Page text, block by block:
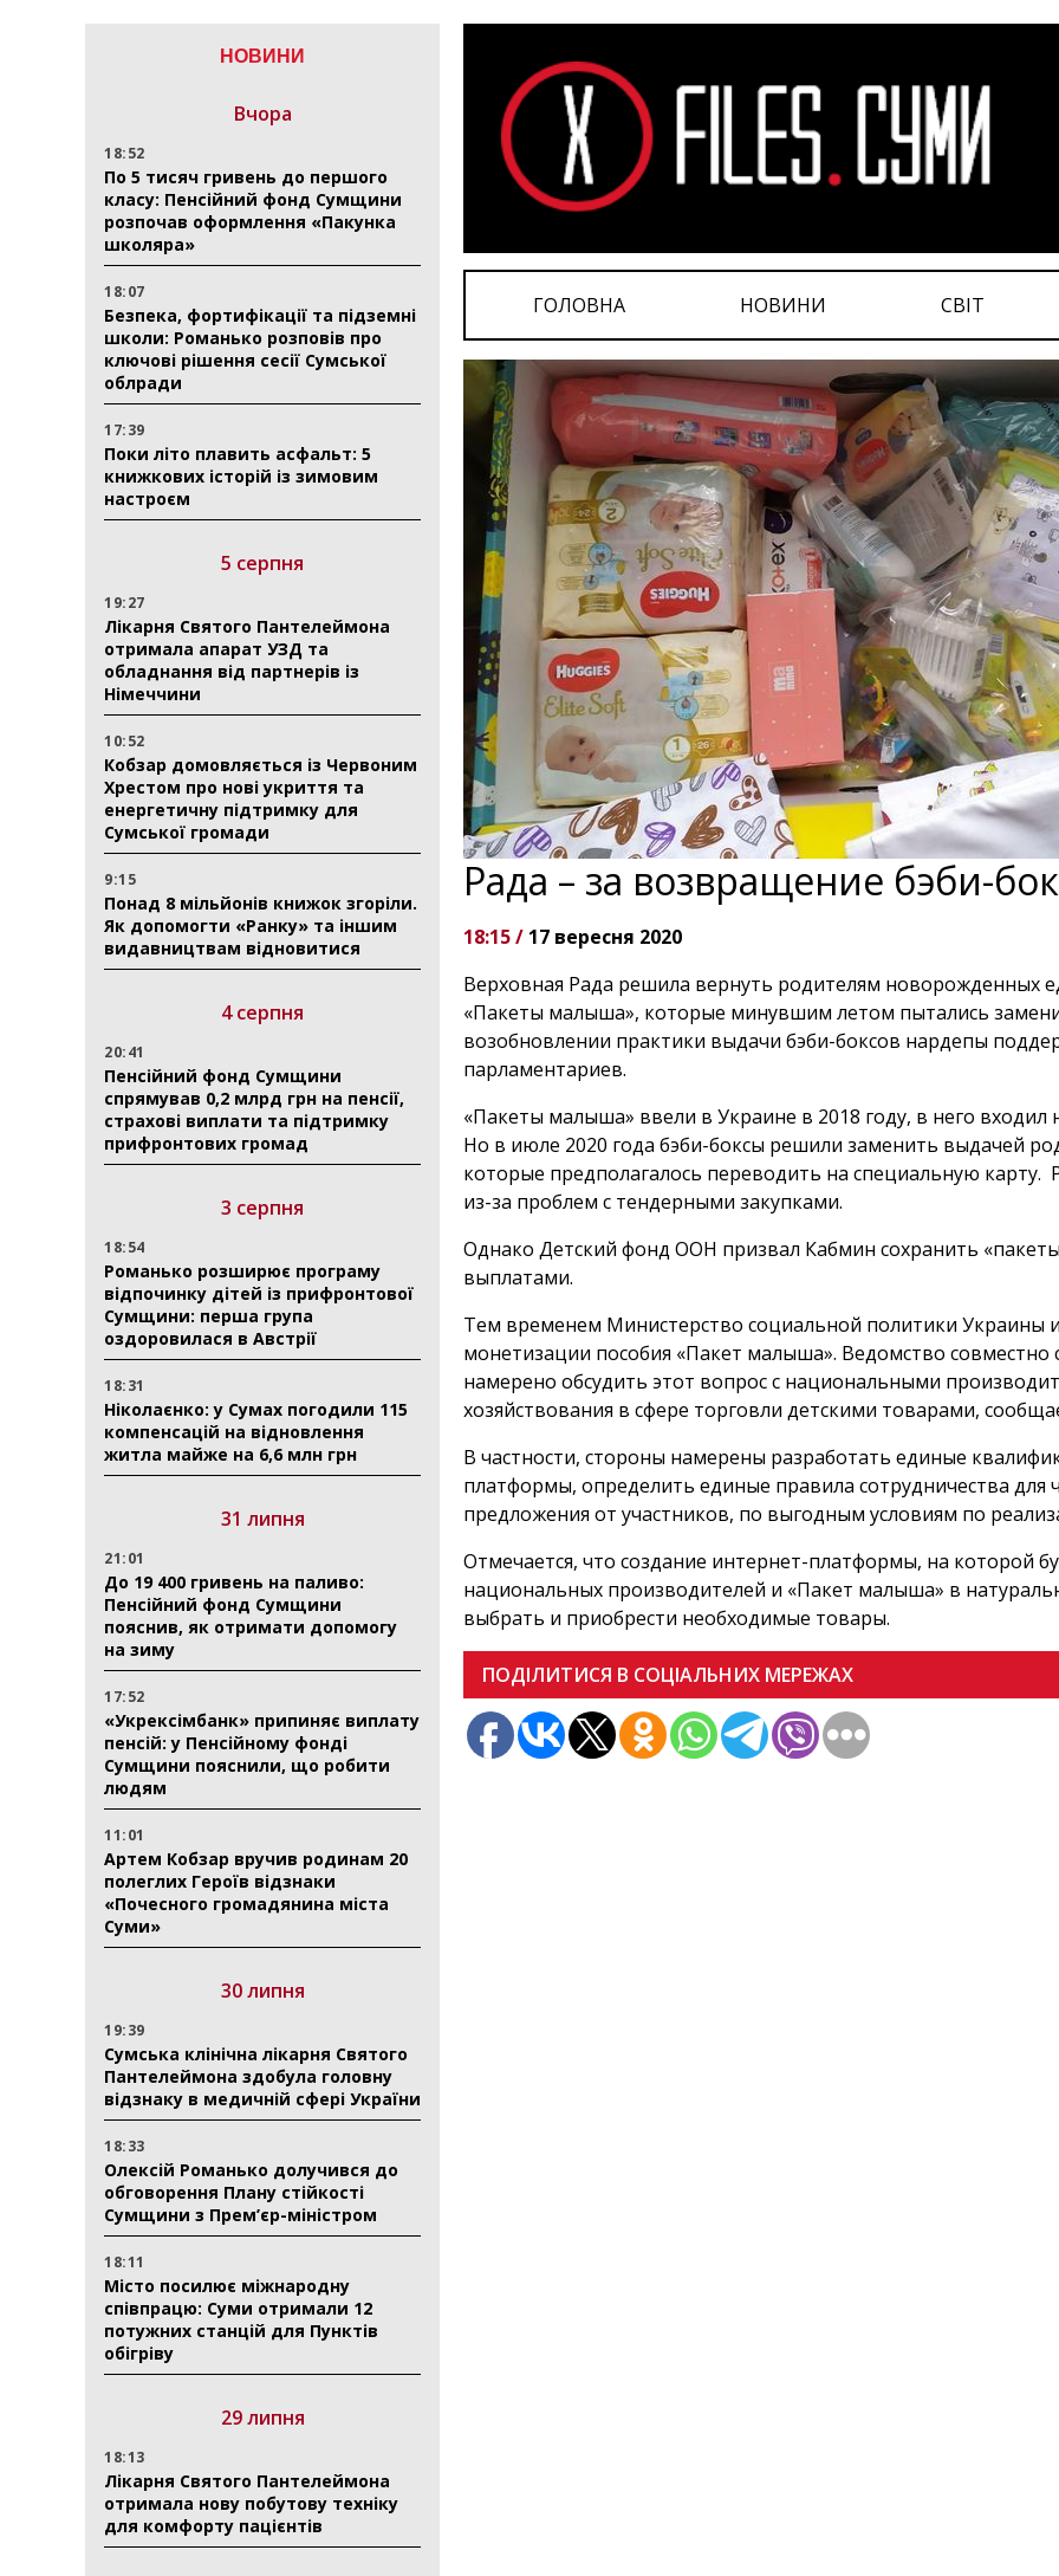
ГОЛОВНА НОВИНИ СВІТ
НОВИНИ
Вчора
18:52
По 5 тисяч гривень до першого
класу: Пенсійний фонд Сумщини
розпочав оформлення «Пакунка
школяра»
18:07
Безпека, фортифікації та підземні
школи: Романько розповів про
ключові рішення сесії Сумської
облради
17:39
Поки літо плавить асфальт: 5
книжкових історій із зимовим
настроєм
5 серпня
19:27
Лікарня Святого Пантелеймона
отримала апарат УЗД та
обладнання від партнерів із
Німеччини
10:52
Кобзар домовляється із Червоним
Хрестом про нові укриття та
енергетичну підтримку для
Сумської громади
9:15
Понад 8 мільйонів книжок згоріли.
Як допомогти «Ранку» та іншим
видавництвам відновитися
4 серпня
20:41
Пенсійний фонд Сумщини
спрямував 0,2 млрд грн на пенсії,
страхові виплати та підтримку
прифронтових громад
3 серпня
18:54
Романько розширює програму
відпочинку дітей із прифронтової
Сумщини: перша група
оздоровилася в Австрії
18:31
Ніколаєнко: у Сумах погодили 115
компенсацій на відновлення
житла майже на 6,6 млн грн
31 липня
21:01
До 19 400 гривень на паливо:
Пенсійний фонд Сумщини
пояснив, як отримати допомогу
на зиму
17:52
«Укрексімбанк» припиняє виплату
пенсій: у Пенсійному фонді
Сумщини пояснили, що робити
людям
11:01
Артем Кобзар вручив родинам 20
полеглих Героїв відзнаки
«Почесного громадянина міста
Суми»
30 липня
19:39
Сумська клінічна лікарня Святого
Пантелеймона здобула головну
відзнаку в медичній сфері України
18:33
Олексій Романько долучився до
обговорення Плану стійкості
Сумщини з Прем’єр-міністром
18:11
Місто посилює міжнародну
співпрацю: Суми отримали 12
потужних станцій для Пунктів
обігріву
29 липня
18:13
Лікарня Святого Пантелеймона
отримала нову побутову техніку
для комфорту пацієнтів
Рада – за возвращение бэби-
18:15 / 17 вересня 2020
Верховная Рада решила вернуть родителям новорожденных
«Пакеты малыша», которые минувшим летом пытались
возобновлении практики выдачи бэби-боксов нардепы
парламентариев.
«Пакеты малыша» ввели в Украине в 2018 году, в него
Но в июле 2020 года бэби-боксы решили заменить выдачей
которые предполагалось переводить на специальную
из-за проблем с тендерными закупками.
Однако Детский фонд ООН призвал Кабмин сохранить
выплатами.
Тем временем Министерство социальной политики Украины
монетизации пособия «Пакет малыша». Ведомство
намерено обсудить этот вопрос с национальными
хозяйствования в сфере торговли детскими товарами,
В частности, стороны намерены разработать единые
платформы, определить единые правила сотрудничества для
предложения от участников, по выгодным условиям по
Отмечается, что создание интернет-платформы, на которой
национальных производителей и «Пакет малыша» в
выбрать и приобрести необходимые товары.
ПОДІЛИТИСЯ В СОЦІАЛЬНИХ МЕРЕЖАХ